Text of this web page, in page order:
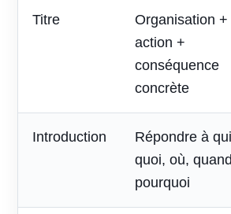
Titre
Organisation +
action +
conséquence
concrète
Introduction
Répondre à
quoi, où,
pourquoi